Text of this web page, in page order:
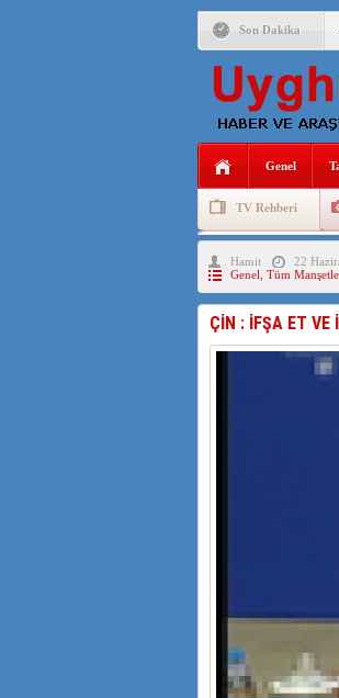
Son Dakika
Genel
TV Rehberi
Uygurlarda Düğün
Hamit
22
Genel Tüm
ÇİN : İFŞA ET VE